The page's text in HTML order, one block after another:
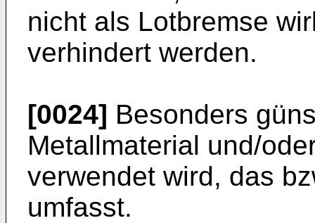
nicht als Lotbremse
verhindert werden.
[0024] Besonders
Metallmaterial und/
verwendet wird, das
umfasst.